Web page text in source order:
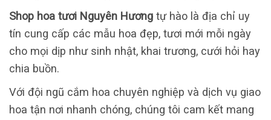
Shop hoa tươi Nguyên Hương tự hào là địa chỉ uy
tín cung cấp các mẫu hoa đẹp, tươi mới mỗi ngày
cho mọi dịp như sinh nhật, khai trương, cưới hỏi hay
chia buồn.
Với đội ngũ cắm hoa chuyên nghiệp và dịch vụ giao
hoa tận nơi nhanh chóng, chúng tôi cam kết mang